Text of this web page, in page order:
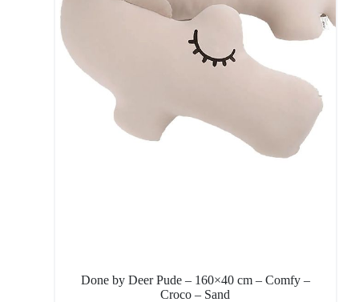
Done by Deer Pude – 160×40 cm – Comfy –
Croco – Sand